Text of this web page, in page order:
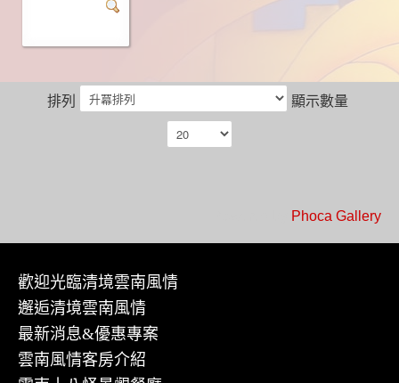
排列 顯示數量
Phoca Gallery
歡迎光臨清境雲南風情
邂逅清境雲南風情
最新消息&優惠專案
雲南風情客房介紹